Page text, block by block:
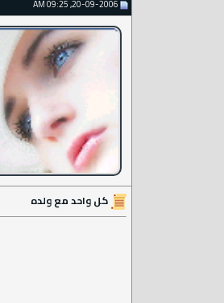
كل واحد مع ولده